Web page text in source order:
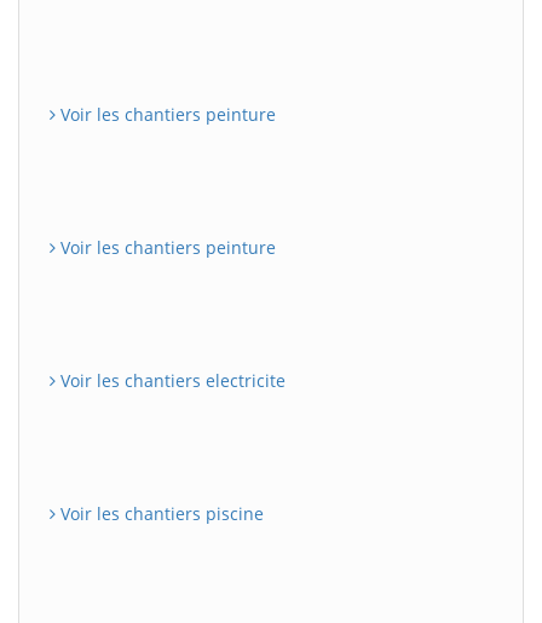
Voir les chantiers peinture
Voir les chantiers peinture
Voir les chantiers electricite
Voir les chantiers piscine